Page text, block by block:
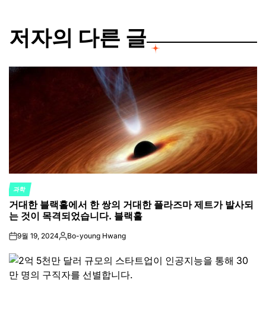
저자의 다른 글
POSTED
IN
과학
거대한 블랙홀에서 한 쌍의 거대한 플라즈마 제트가 발사되
는 것이 목격되었습니다. 블랙홀
on9월 19, 2024Posted
Bo-young Hwang